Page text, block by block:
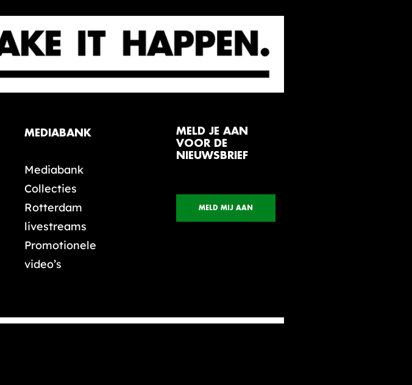
MEDIABANK
Mediabank
Collecties
Rotterdam
livestreams
Promotionele
video’s
MELD JE AAN
VOOR DE
NIEUWSBRIEF
MELD MIJ AAN